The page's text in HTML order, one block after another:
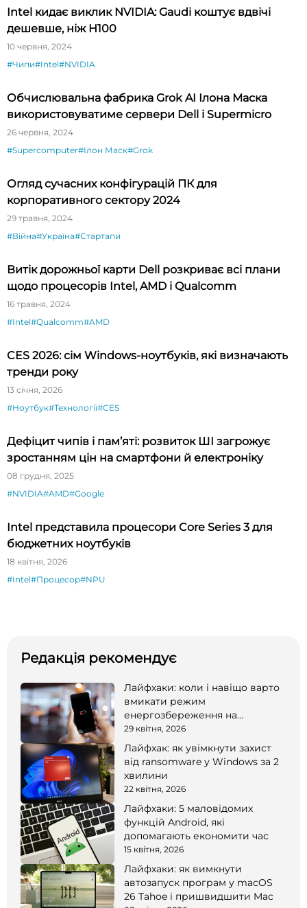
Intel кидає виклик NVIDIA: Gaudi коштує вдвічі
дешевше, ніж H100
10 червня, 2024
#Чипи#Intel#NVIDIA
Обчислювальна фабрика Grok AI Ілона Маска
використовуватиме сервери Dell і Supermicro
26 червня, 2024
#Supercomputer#Ілон Маск#Grok
Огляд сучасних конфігурацій ПК для
корпоративного сектору 2024
29 травня, 2024
#Війна#Україна#Стартапи
Витік дорожньої карти Dell розкриває всі плани
щодо процесорів Intel, AMD і Qualcomm
16 травня, 2024
#Intel#Qualcomm#AMD
CES 2026: сім Windows-ноутбуків, які визначають
тренди року
13 січня, 2026
#Ноутбук#Технології#CES
Дефіцит чипів і пам’яті: розвиток ШІ загрожує
зростанням цін на смартфони й електроніку
08 грудня, 2025
#NVIDIA#AMD#Google
Intel представила процесори Core Series 3 для
бюджетних ноутбуків
18 квітня, 2026
#Intel#Процесор#NPU
Редакція рекомендує
Лайфхаки: коли і навіщо варто
вмикати режим
енергозбереження на
смартфоні
29 квітня, 2026
Лайфхак: як увімкнути захист
від ransomware у Windows за 2
хвилини
22 квітня, 2026
Лайфхаки: 5 маловідомих
функцій Android, які
допомагають економити час
15 квітня, 2026
Лайфхаки: як вимкнути
автозапуск програм у macOS
26 Tahoe і пришвидшити Mac